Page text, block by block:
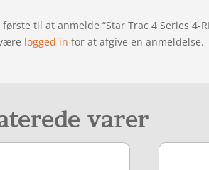
til at anmelde “Star Trac 4 Series 4-
logged in for at afgive en anmeldelse.
varer